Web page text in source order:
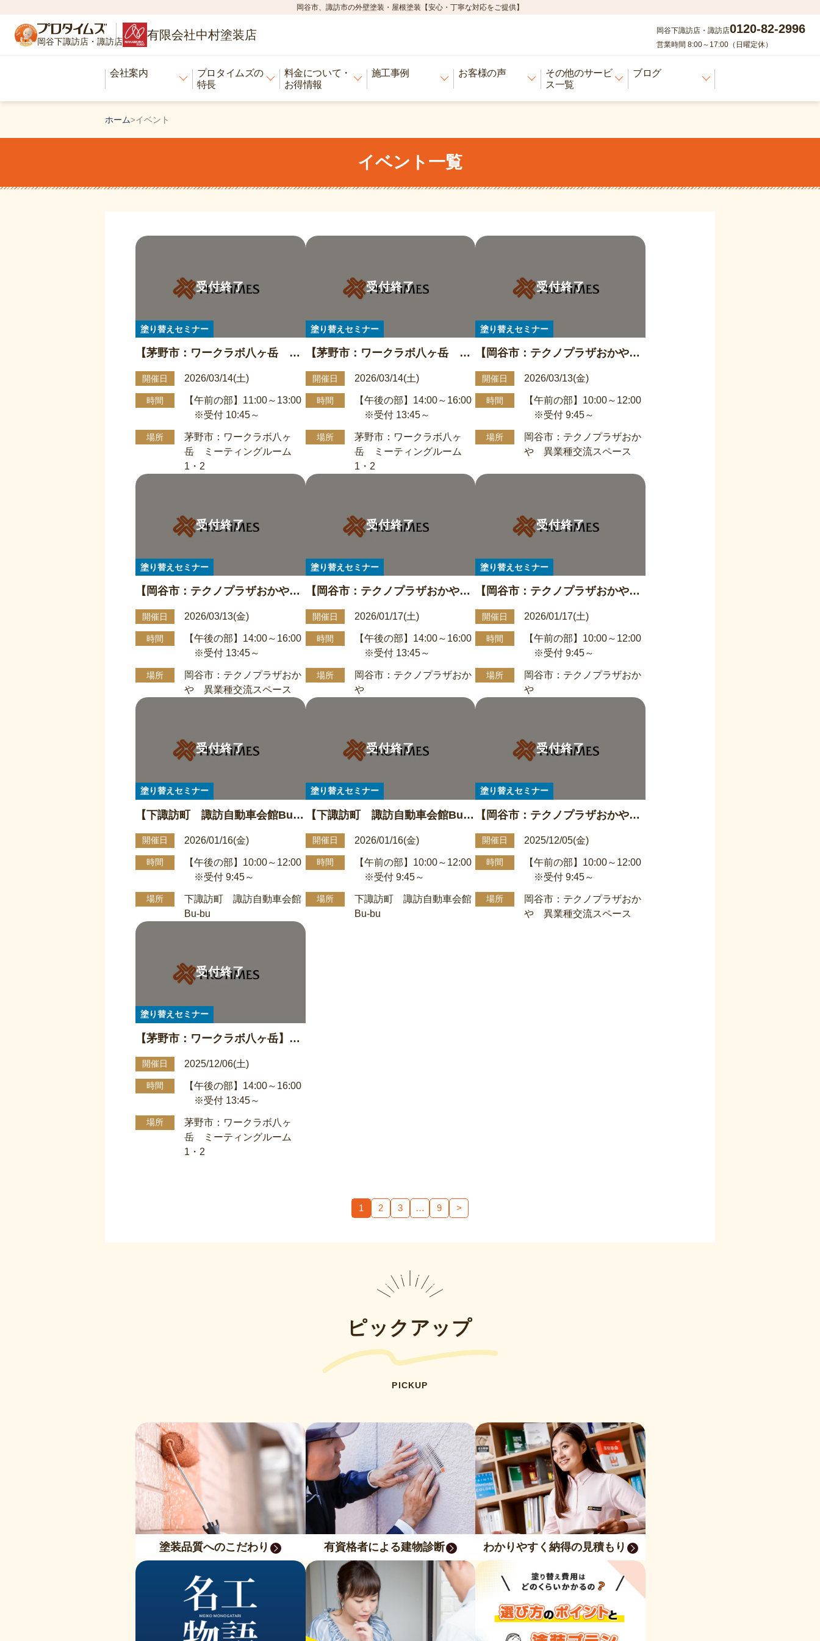
岡谷市、諏訪市の外壁塗装・屋根塗装【安心・丁寧な対応をご提供】
岡谷下諏訪店・諏訪店 有限会社中村塗装店 岡谷下諏訪店・諏訪店0120-82-2996
営業時間 8:00～17:00（日曜定休）
会社案内
プロタイムズの
特長
料金について・
お得情報
施工事例 お客様の声
その他のサービ
ス一覧
ブログ
ホーム>イベント
イベント一覧
塗り替えセミナー
【茅野市：ワークラボ八ヶ岳 ミ
ーティングルーム1・2】屋根＆外
壁 塗り替え勉強会 3/14午前の部
(受付10：45～)11：00～13：00
開催日 2026/03/14(土)
時間
【午前の部】11:00～13:00
※受付 10:45～
場所
茅野市：ワークラボ八ヶ
岳 ミーティングルーム
1・2
塗り替えセミナー
【茅野市：ワークラボ八ヶ岳 ミ
ーティングルーム1・2】屋根＆外
壁 塗り替え勉強会 3/14午後の部
(受付13：45～)14：00～16：00
開催日 2026/03/14(土)
時間
【午後の部】14:00～16:00
※受付 13:45～
場所
茅野市：ワークラボ八ヶ
岳 ミーティングルーム
1・2
塗り替えセミナー
【岡谷市：テクノプラザおかや
異業種交流スペース】屋根＆外壁
塗り替え勉強会 3/13午前の部(受
付9：45～)10：00～12：00
開催日 2026/03/13(金)
時間
【午前の部】10:00～12:00
※受付 9:45～
場所
岡谷市：テクノプラザおか
や 異業種交流スペース
塗り替えセミナー
【岡谷市：テクノプラザおかや
異業種交流スペース】屋根＆外壁
塗り替え勉強会 3/13午後の部(受
付13：45～)14：00～16：00
開催日 2026/03/13(金)
時間
【午後の部】14:00～16:00
※受付 13:45～
場所
岡谷市：テクノプラザおか
や 異業種交流スペース
塗り替えセミナー
【岡谷市：テクノプラザおかや
異業種交流スペース】屋根＆外壁
塗り替え勉強会 1/17午後の部(受
付13:45~)14:00∼16:00
開催日 2026/01/17(土)
時間
【午後の部】14:00～16:00
※受付 13:45～
場所
岡谷市：テクノプラザおか
や
塗り替えセミナー
【岡谷市：テクノプラザおかや
異業種交流スペース】屋根＆外壁
塗り替え勉強会 1/17午前の部(受
付9:45~)10:00∼12:00
開催日 2026/01/17(土)
時間
【午前の部】10:00～12:00
※受付 9:45～
場所
岡谷市：テクノプラザおか
や
塗り替えセミナー
【下諏訪町 諏訪自動車会館Bu‐b
u 第1・第2会議室】 屋根・外
壁塗り替え勉強会 1/16午後の部
(受付13:45~)13:00∼14:00
開催日 2026/01/16(金)
時間
【午後の部】10:00～12:00
※受付 9:45～
場所
下諏訪町 諏訪自動車会館
Bu-bu
塗り替えセミナー
【下諏訪町 諏訪自動車会館Bu‐b
u 第1・第2会議室】 屋根・外
壁塗り替え勉強会 1/16午前の部
(受付9:45~)10:00∼12:00
開催日 2026/01/16(金)
時間
【午前の部】10:00～12:00
※受付 9:45～
場所
下諏訪町 諏訪自動車会館
Bu-bu
塗り替えセミナー
【岡谷市：テクノプラザおかや】
屋根＆外壁 塗り替え勉強会 12/5
午前の部
開催日 2025/12/05(金)
時間
【午前の部】10:00～12:00
※受付 9:45～
場所
岡谷市：テクノプラザおか
や 異業種交流スペース
塗り替えセミナー
【茅野市：ワークラボ八ヶ岳】屋
根＆外壁 塗り替え勉強会 12/6午
後の部
開催日 2025/12/06(土)
時間
【午後の部】14:00～16:00
※受付 13:45～
場所
茅野市：ワークラボ八ヶ
岳 ミーティングルーム
1・2
1 2 3 … 9 >
ピックアップ
PICKUP
塗装品質へのこだわり 有資格者による建物診断 わかりやすく納得の見積もり